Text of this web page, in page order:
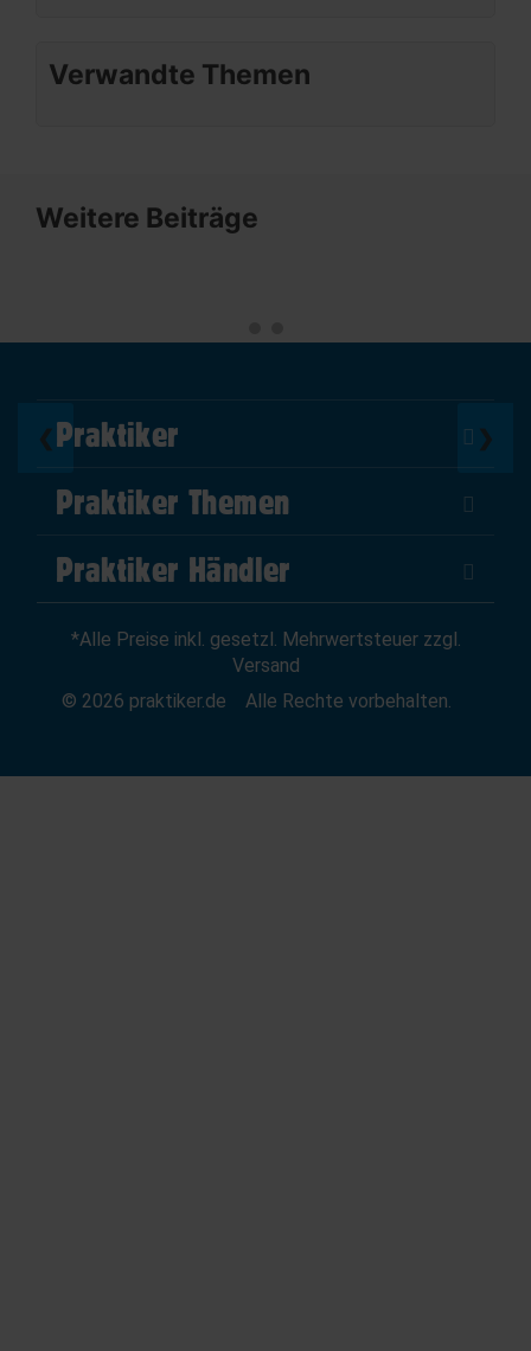
Verwandte Themen
Weitere Beiträge
❮ ❯
Praktiker
Über Uns
Impressum
AGB
Widerrufsrecht
Praktiker Themen
DIY Helden
Marktplatz
News
Praktiker Händler
Zum Händler-Login
Affiliate Partnerprogramm
*Alle Preise inkl. gesetzl. Mehrwertsteuer zzgl.
Versand
© 2026 praktiker.de
Alle Rechte vorbehalten.